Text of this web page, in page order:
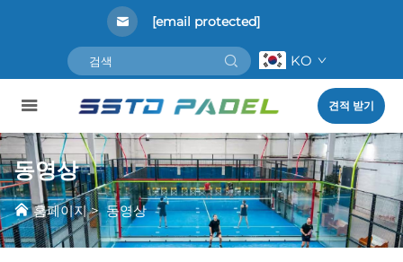
[email protected]
KO
견적 받기
동영상
홈페이지>동영상